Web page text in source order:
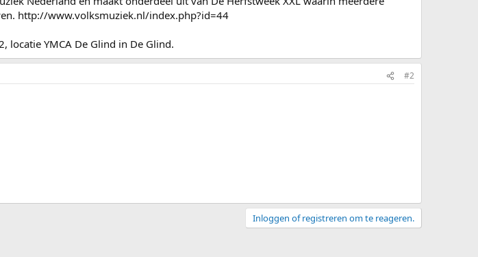
http://www.volksmuziek.nl/index.php?id=44
YMCA De Glind in De Glind.
#2
Inloggen of registreren om te reageren.